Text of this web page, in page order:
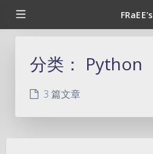
FRaEE's
分类： Python
3 篇文章